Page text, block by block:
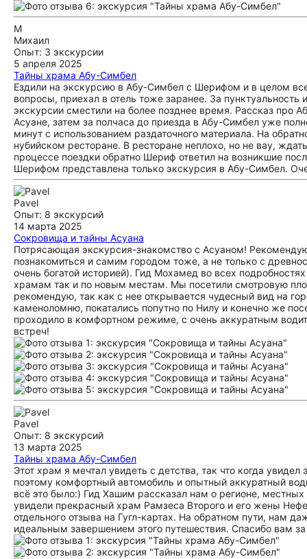
М
Михаил
Опыт: 3 экскурсии
5 апреля 2025
Тайны храма Абу-Симбел
Ездили на экскурсию в Абу-Симбел с Шерифом и в целом
вопросы, приехал в отель тоже заранее. За
экскурсии сместили на более позднее время. Рассказ про
Асуане, затем за полчаса до приезда в Абу-Симбел уже
минут с использованием раздаточного материала. На
нубийском ресторане. В ресторане неплохо, но не вау,
процессе поездки обратно Шериф ответил на возникшие
Шерифом представлена только экскурсия в Абу-Симбел.
Pavel
Опыт: 8 экскурсий
14 марта 2025
Сокровища и тайны Асуана
Потрясающая экскурсия-знакомство с Асуаном!
познакомиться и самим городом тоже, а не только с
очень богатой историей). Гид Мохамед во всех
храмам так и по новым местам. Мы посетили смотровую
рекомендую, так как с нее открывается чудесный вид на
каменоломню, покатались попутно по Нилу и конечно же
проходило в комфортном режиме, с очень аккуратным
встреч!
Pavel
Опыт: 8 экскурсий
13 марта 2025
Тайны храма Абу-Симбел
Этот храм я мечтал увидеть с детства, так что когда
поэтому комфортный автомобиль и опытный аккуратный
всё это было:) Гид Хашим рассказал нам о регионе,
увидели прекрасный храм Рамзеса Второго и его жены
отдельного отзыва на Гугл-картах. На обратном пути, нам
идеальным завершением этого путешествия. Спасибо вам